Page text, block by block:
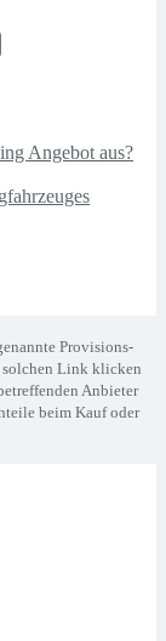
Angebot aus?
Provisions-
solchen Link klicken
Anbieter
beim Kauf oder